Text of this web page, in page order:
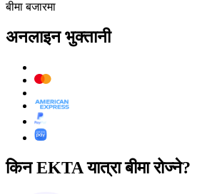
बीमा बजारमा
अनलाइन भुक्तानी
किन EKTA यात्रा बीमा रोज्ने?